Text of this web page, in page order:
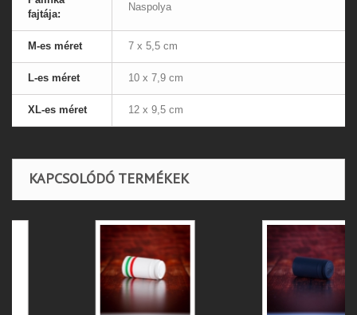
fajtája:
Naspolya
M-es méret 7 x 5,5 cm
L-es méret 10 x 7,9 cm
XL-es méret 12 x 9,5 cm
KAPCSOLÓDÓ TERMÉKEK